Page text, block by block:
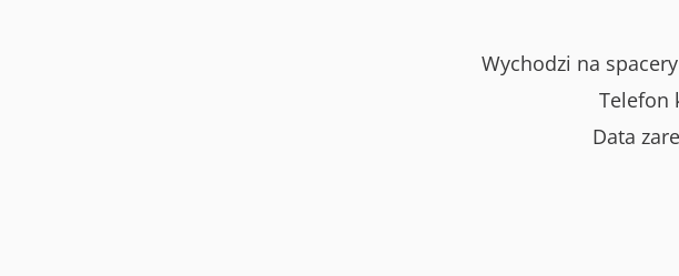
Wychodzi na
Telefon
Data